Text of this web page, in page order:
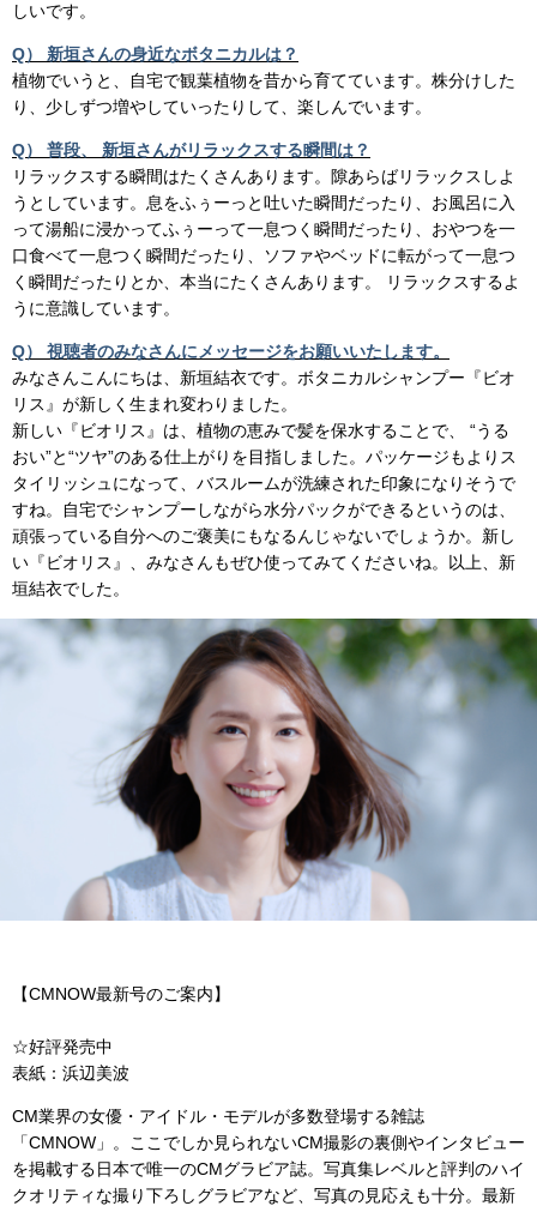
しいです。
Q） 新垣さんの身近なボタニカルは？
植物でいうと、自宅で観葉植物を昔から育てています。株分けした
り、少しずつ増やしていったりして、楽しんでいます。
Q） 普段、 新垣さんがリラックスする瞬間は？
リラックスする瞬間はたくさんあります。隙あらばリラックスしよ
うとしています。息をふぅーっと吐いた瞬間だったり、お風呂に入
って湯船に浸かってふぅーって一息つく瞬間だったり、おやつを一
口食べて一息つく瞬間だったり、ソファやベッドに転がって一息つ
く瞬間だったりとか、本当にたくさんあります。 リラックスするよ
うに意識しています。
Q） 視聴者のみなさんにメッセージをお願いいたします。
みなさんこんにちは、新垣結衣です。ボタニカルシャンプー『ビオ
リス』が新しく生まれ変わりました。
新しい『ビオリス』は、植物の恵みで髪を保水することで、 “うる
おい”と“ツヤ”のある仕上がりを目指しました。パッケージもよりス
タイリッシュになって、バスルームが洗練された印象になりそうで
すね。自宅でシャンプーしながら水分パックができるというのは、
頑張っている自分へのご褒美にもなるんじゃないでしょうか。新し
い『ビオリス』、みなさんもぜひ使ってみてくださいね。以上、新
垣結衣でした。
【CMNOW最新号のご案内】
☆好評発売中
表紙：浜辺美波
CM業界の女優・アイドル・モデルが多数登場する雑誌
「CMNOW」。ここでしか見られないCM撮影の裏側やインタビュー
を掲載する日本で唯一のCMグラビア誌。写真集レベルと評判のハイ
クオリティな撮り下ろしグラビアなど、写真の見応えも十分。最新